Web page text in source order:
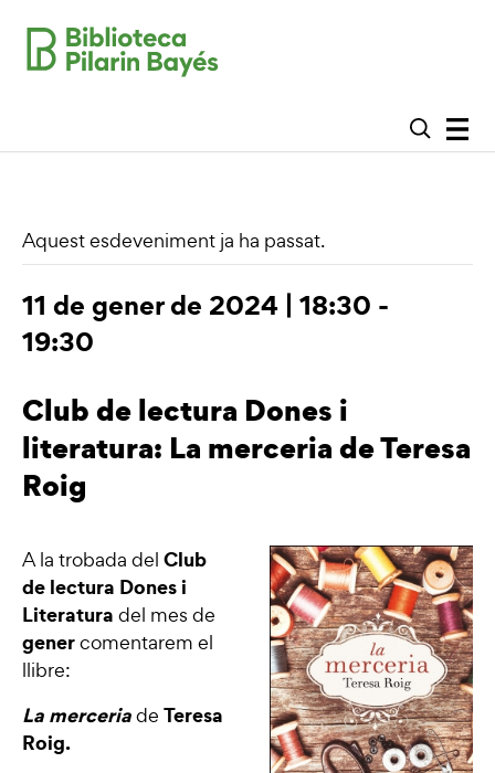
Aquest esdeveniment ja ha passat.
11 de gener de 2024 | 18:30 -
19:30
Club de lectura Dones i
literatura: La merceria de Teresa
Roig
A la trobada del Club
de lectura Dones i
Literatura del mes de
genercomentarem el
llibre:
La merceriade Teresa
Roig.